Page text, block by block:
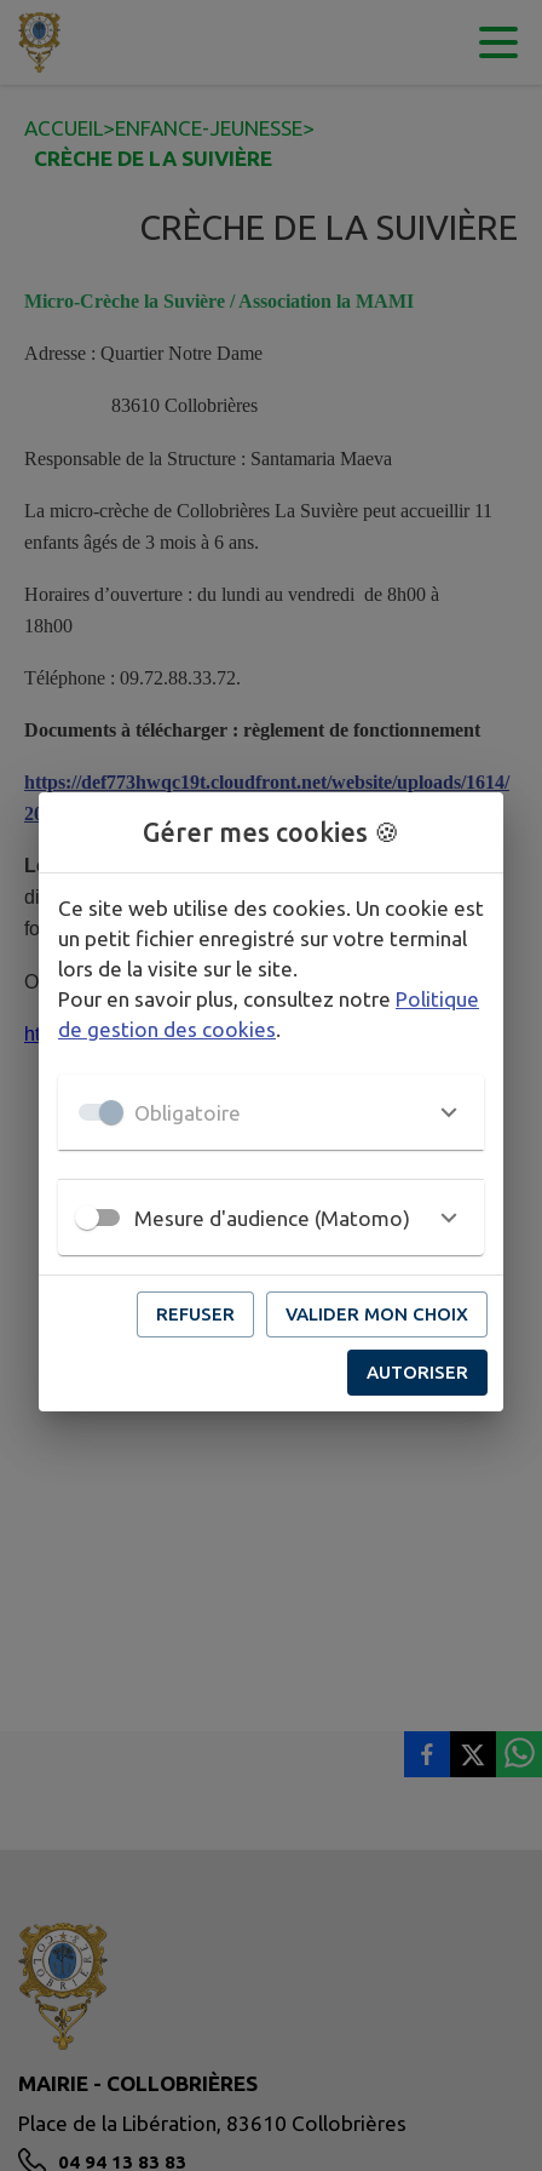
Contenu
ACCUEIL>ENFANCE-JEUNESSE>
CRÈCHE DE LA SUIVIÈRE
CRÈCHE DE LA SUIVIÈRE
Micro-Crèche la Suvière / Association la MAMI
Adresse : Quartier Notre Dame
83610 Collobrières
Responsable de la Structure : Santamaria Maeva
La micro-crèche de Collobrières La Suvière peut accueillir 11
enfants âgés de 3 mois à 6 ans.
Horaires d’ouverture : du lundi au vendredi de 8h00 à
18h00
Téléphone : 09.72.88.33.72.
Documents à télécharger : règlement de fonctionnement
https://def773hwqc19t.cloudfront.net/website/uploads/1614/
2023/reglement_de_fonctionnement_creche_suvv1.pdf
Les demandes de pré-inscription en crèche
directement sur le site internet
https://mami83.fr/ via un
formulaire en ligne.
Ou en cliquant sur le lien suivant :
https://mami83.fr/index.php?p=form_inscription
MAIRIE - COLLOBRIÈRES
Place de la Libération, 83610 Collobrières
04 94 13 83 83
Gérer mes cookies 🍪
Ce site web utilise des cookies. Un cookie est
un petit fichier enregistré sur votre terminal
lors de la visite sur le site.
Pour en savoir plus, consultez notre Politique
de gestion des cookies.
Obligatoire
Mesure d'audience (Matomo)
REFUSER VALIDER MON CHOIX
AUTORISER